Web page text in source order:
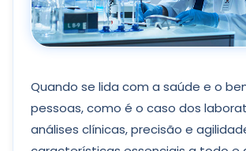
Quando se lida com a saúde e o
pessoas, como é o caso dos
análises clínicas, precisão e